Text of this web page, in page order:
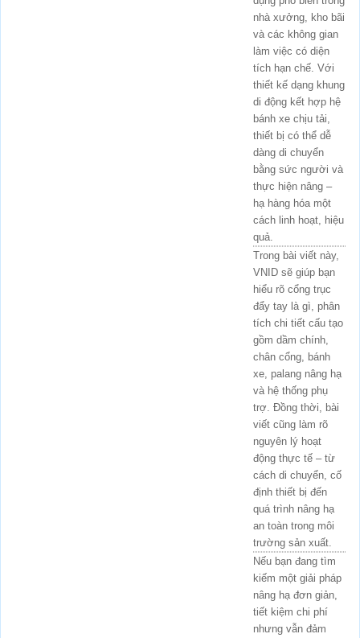
nhà xưởng, kho bãi
và các không gian
làm việc có diện
tích hạn chế. Với
thiết kế dạng khung
di động kết hợp hệ
bánh xe chịu tải,
thiết bị có thể dễ
dàng di chuyển
bằng sức người và
thực hiện nâng –
hạ hàng hóa một
cách linh hoạt, hiệu
quả.
Trong bài viết này,
VNID sẽ giúp bạn
hiểu rõ cổng trục
đẩy tay là gì, phân
tích chi tiết cấu tạo
gồm dầm chính,
chân cổng, bánh
xe, palang nâng hạ
và hệ thống phụ
trợ. Đồng thời, bài
viết cũng làm rõ
nguyên lý hoạt
động thực tế – từ
cách di chuyển, cố
định thiết bị đến
quá trình nâng hạ
an toàn trong môi
trường sản xuất.
Nếu bạn đang tìm
kiếm một giải pháp
nâng hạ đơn giản,
tiết kiệm chi phí
nhưng vẫn đảm